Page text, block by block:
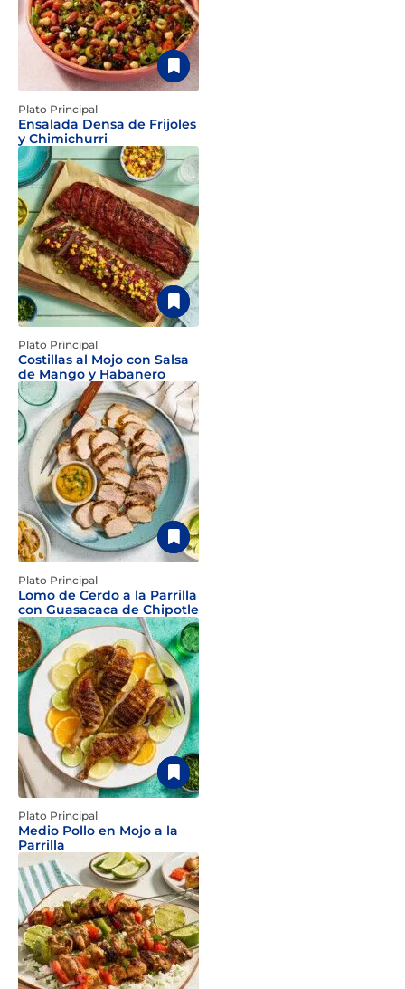
Plato Principal
Ensalada Densa de Frijoles
y Chimichurri
Plato Principal
Costillas al Mojo con Salsa
de Mango y Habanero
Plato Principal
Lomo de Cerdo a la Parrilla
con Guasacaca de Chipotle
Plato Principal
Medio Pollo en Mojo a la
Parrilla